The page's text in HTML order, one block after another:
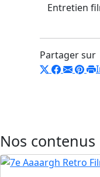
Entretien
Partager sur
Nos contenus